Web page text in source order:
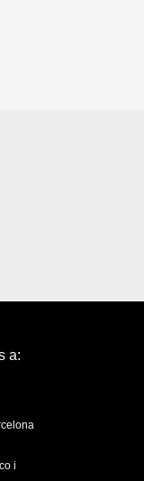
a:
i